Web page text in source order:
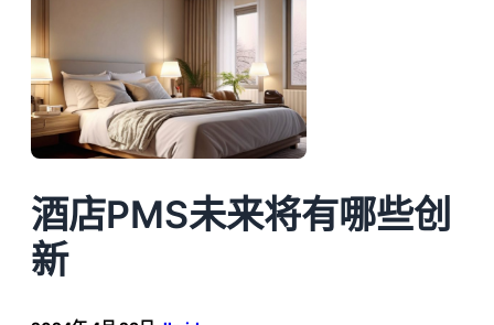
酒店PMS未来将有哪些创
新